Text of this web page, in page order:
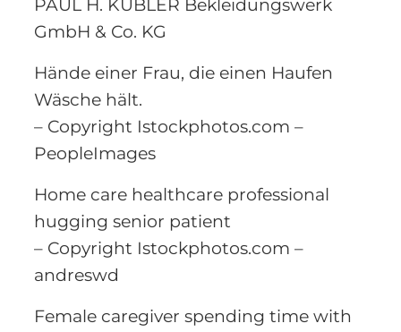
PAUL H. KÜBLER Bekleidungswerk
GmbH & Co. KG
Hände einer Frau, die einen Haufen
Wäsche hält.
– Copyright Istockphotos.com –
PeopleImages
Home care healthcare professional
hugging senior patient
– Copyright Istockphotos.com –
andreswd
Female caregiver spending time with